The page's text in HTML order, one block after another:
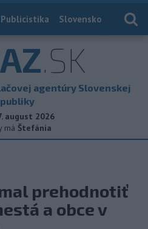
Publicistika Slovensko
.SK
agentúry Slovenskej
august 2026
má Štefánia
prehodnotiť
a obce v